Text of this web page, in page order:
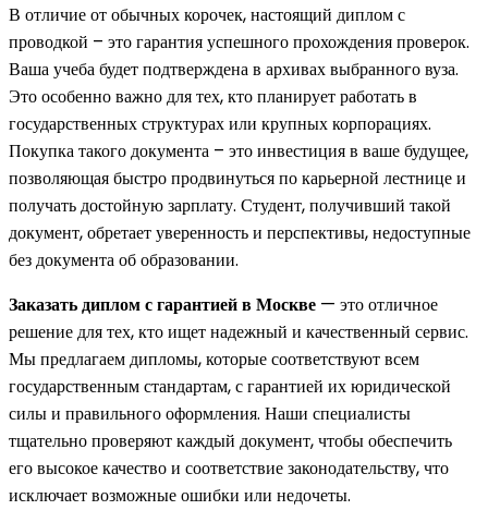
В отличие от обычных корочек, настоящий диплом с
проводкой – это гарантия успешного прохождения проверок.
Ваша учеба будет подтверждена в архивах выбранного вуза.
Это особенно важно для тех, кто планирует работать в
государственных структурах или крупных корпорациях.
Покупка такого документа – это инвестиция в ваше будущее,
позволяющая быстро продвинуться по карьерной лестнице и
получать достойную зарплату. Студент, получивший такой
документ, обретает уверенность и перспективы, недоступные
без документа об образовании.
Заказать диплом с гарантией в Москве — это отличное
решение для тех, кто ищет надежный и качественный сервис.
Мы предлагаем дипломы, которые соответствуют всем
государственным стандартам, с гарантией их юридической
силы и правильного оформления. Наши специалисты
тщательно проверяют каждый документ, чтобы обеспечить
его высокое качество и соответствие законодательству, что
исключает возможные ошибки или недочеты.